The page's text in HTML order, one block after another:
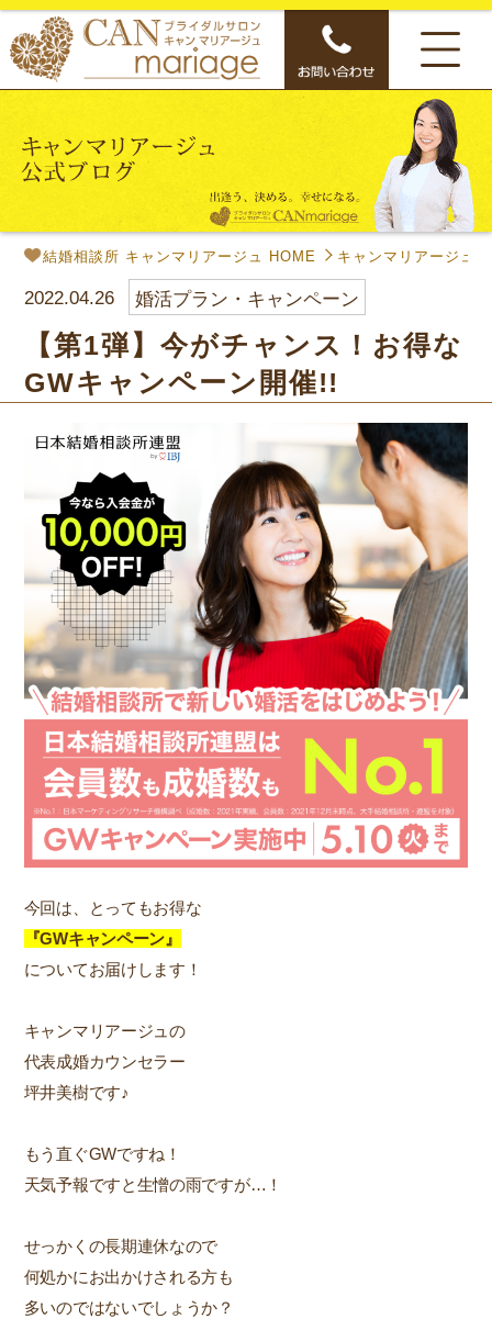
結婚相談所 キャンマリアージュ HOME キャンマリアージュ
2022.04.26 婚活プラン・キャンペーン
【第1弾】今がチャンス！お得な
GWキャンペーン開催!!
今回は、とってもお得な
『GWキャンペーン』
についてお届けします！
キャンマリアージュの
代表成婚カウンセラー
坪井美樹です♪
もう直ぐGWですね！
天気予報ですと生憎の雨ですが…！
せっかくの長期連休なので
何処かにお出かけされる方も
多いのではないでしょうか？